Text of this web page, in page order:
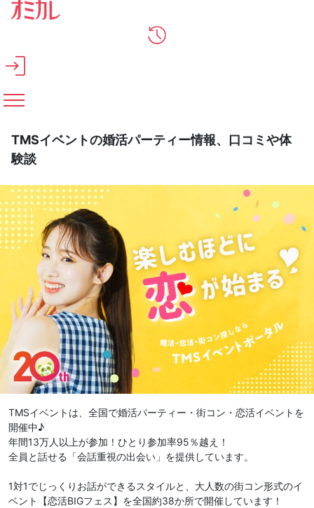
メインコンテンツへスキップ
TMSイベントの婚活パーティー情報、口コミや体
験談
TMSイベントは、全国で婚活パーティー・街コン・恋活イベントを
開催中♪
年間13万人以上が参加！ひとり参加率95％越え！
全員と話せる「会話重視の出会い」を提供しています。
1対1でじっくりお話ができるスタイルと、大人数の街コン形式のイ
ベント【恋活BIGフェス】を全国約38か所で開催しています！